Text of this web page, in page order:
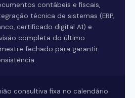
contábeis e fiscais,
técnica de sistemas (ERP,
certificado digital A1) e
completa do último
fechado para garantir
consultiva fixa no calendário